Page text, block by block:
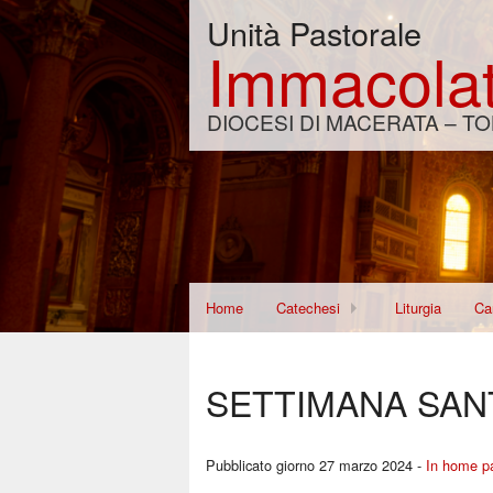
Unità Pastorale
DIOCESI DI MACERATA –
Home Catechesi Liturgia
SETTIMANA
Pubblicato giorno 27 marzo 2024 - In home